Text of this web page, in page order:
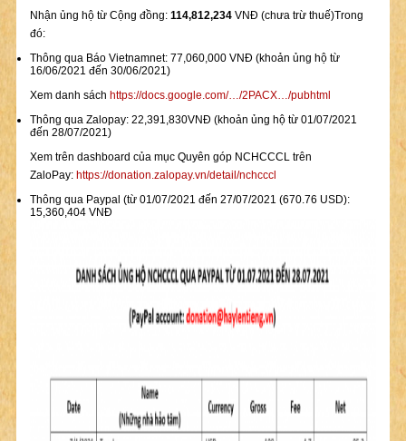
Nhận ủng hộ từ Cộng đồng: 114,812,234 VNĐ (chưa trừ thuế)Trong
đó:
Thông qua Báo Vietnamnet: 77,060,000 VNĐ (khoản ủng hộ từ
16/06/2021 đến 30/06/2021)
Xem danh sách https://docs.google.com/…/2PACX…/pubhtml
Thông qua Zalopay: 22,391,830VNĐ (khoản ủng hộ từ 01/07/2021
đến 28/07/2021)
Xem trên dashboard của mục Quyên góp NCHCCCL trên
ZaloPay: https://donation.zalopay.vn/detail/nchcccl
Thông qua Paypal (từ 01/07/2021 đến 27/07/2021 (670.76 USD):
15,360,404 VNĐ